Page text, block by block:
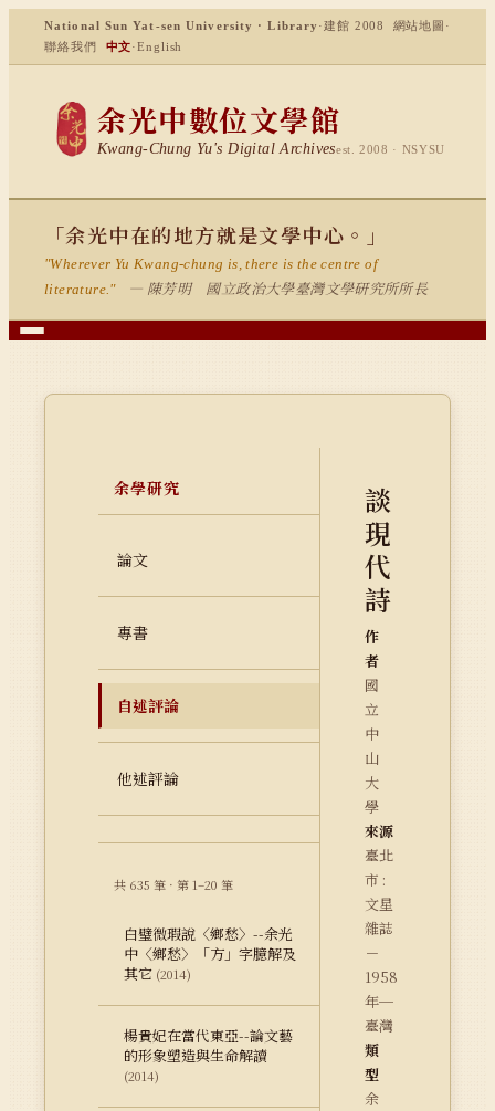
National Sun Yat-sen University · Library ·建館 2008 網站地圖 ·
聯絡我們
中文·English
余光中數位文學館
Kwang-Chung Yu's Digital Archivesest. 2008 · NSYSU
「余光中在的地方就是文學中心。」
"Wherever Yu Kwang-chung is, there is the centre of
literature."
— 陳芳明 國立政治大學臺灣文學研究所所長
余學研究
論文
專書
自述評論
他述評論
共 635 筆 · 第 1–20 筆
白璧微瑕說〈鄉愁〉--余光
中〈鄉愁〉「方」字臆解及
其它 (2014)
楊貴妃在當代東亞--論文藝
的形象塑造與生命解讀
(2014)
談
現
代
詩
作
者
國
立
中
山
大
學
來源
臺北
市 :
文星
雜誌
－
1958
年─
臺灣
類
型
余